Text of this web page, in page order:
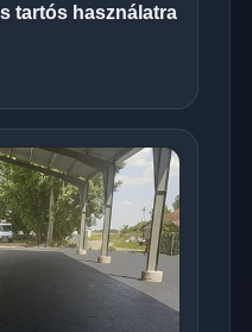
tartós használatra